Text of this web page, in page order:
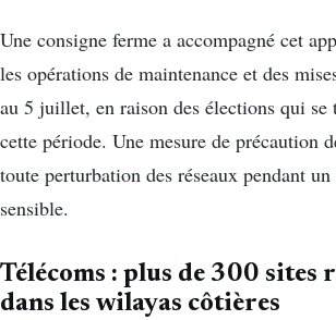
Une consigne ferme a accompagné cet
les opérations de maintenance et des
au 5 juillet, en raison des élections qui se
cette période. Une mesure de précaution
toute perturbation des réseaux pendant
sensible.
Télécoms : plus de 300 sites
dans les wilayas côtières